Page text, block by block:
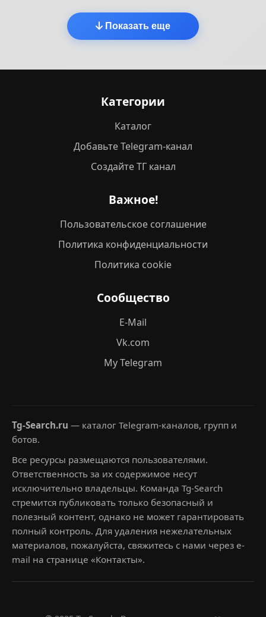
Показать еще
Категории
Каталог
Добавьте Telegram-канал
Создайте ТГ канал
Важное!
Пользовательское соглашение
Политика конфиденциальности
Политика cookie
Сообщество
E-Mail
Vk.com
My Telegram
Tg-Search.ru — каталог Telegram-каналов, групп и
ботов.
Все ресурсы размещаются пользователями.
Ответственность за их содержимое несут
исключительно владельцы. Команда Tg-Search
стремится публиковать только безопасный и
полезный контент, однако не может гарантировать
полный контроль. Для удаления нежелательных
материалов, пожалуйста, свяжитесь с нами через e-
mail на странице «Контакты».